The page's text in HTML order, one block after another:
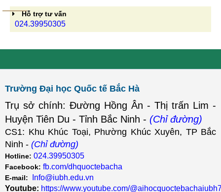
Hỗ trợ tư vấn
024.39950305
Trường Đại học Quốc tế Bắc Hà
Trụ sở chính: Đường Hồng Ân - Thị trấn Lim -
Huyện Tiên Du - Tỉnh Bắc Ninh - (Chỉ đường)
CS1: Khu Khúc Toại, Phường Khúc Xuyên, TP Bắc
Ninh - (Chỉ đường)
Hotline: 024.39950305
Facebook: fb.com/dhquoctebacha
E-mail:
Info@iubh.edu.vn
Youtube: https://www.youtube.com/